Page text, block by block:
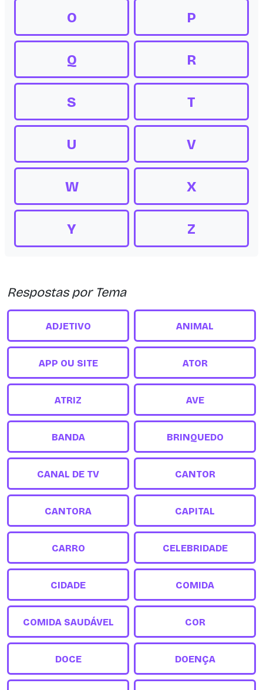
O P
Q R
S T
U V
W X
Y Z
Respostas por Tema
ADJETIVO ANIMAL
APP OU SITE ATOR
ATRIZ AVE
BANDA BRINQUEDO
CANAL DE TV CANTOR
CANTORA CAPITAL
CARRO CELEBRIDADE
CIDADE COMIDA
COMIDA SAUDÁVEL COR
DOCE DOENÇA